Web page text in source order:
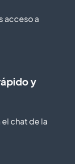
acceso a
y
chat de la